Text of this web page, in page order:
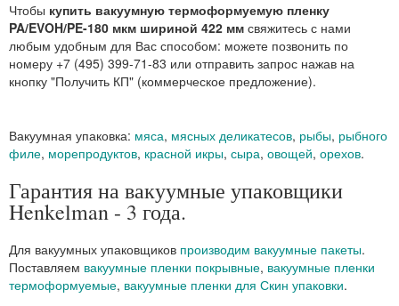
Чтобы купить вакуумную термоформуемую пленку
PA/EVOH/PE-180 мкм шириной 422 мм свяжитесь с нами
любым удобным для Вас способом: можете позвонить по
номеру +7 (495) 399-71-83 или отправить запрос нажав на
кнопку "Получить КП" (коммерческое предложение).
Вакуумная упаковка: мяса, мясных деликатесов, рыбы, рыбного
филе, морепродуктов, красной икры, сыра, овощей, орехов.
Гарантия на вакуумные упаковщики
Henkelman - 3 года.
Для вакуумных упаковщиков производим вакуумные пакеты.
Поставляем вакуумные пленки покрывные, вакуумные пленки
термоформуемые, вакуумные пленки для Скин упаковки.